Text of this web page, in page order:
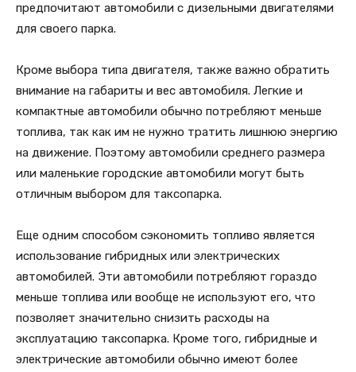
предпочитают автомобили с дизельными двигателями
для своего парка.
Кроме выбора типа двигателя, также важно обратить
внимание на габариты и вес автомобиля. Легкие и
компактные автомобили обычно потребляют меньше
топлива, так как им не нужно тратить лишнюю энергию
на движение. Поэтому автомобили среднего размера
или маленькие городские автомобили могут быть
отличным выбором для таксопарка.
Еще одним способом сэкономить топливо является
использование гибридных или электрических
автомобилей. Эти автомобили потребляют гораздо
меньше топлива или вообще не используют его, что
позволяет значительно снизить расходы на
эксплуатацию таксопарка. Кроме того, гибридные и
электрические автомобили обычно имеют более